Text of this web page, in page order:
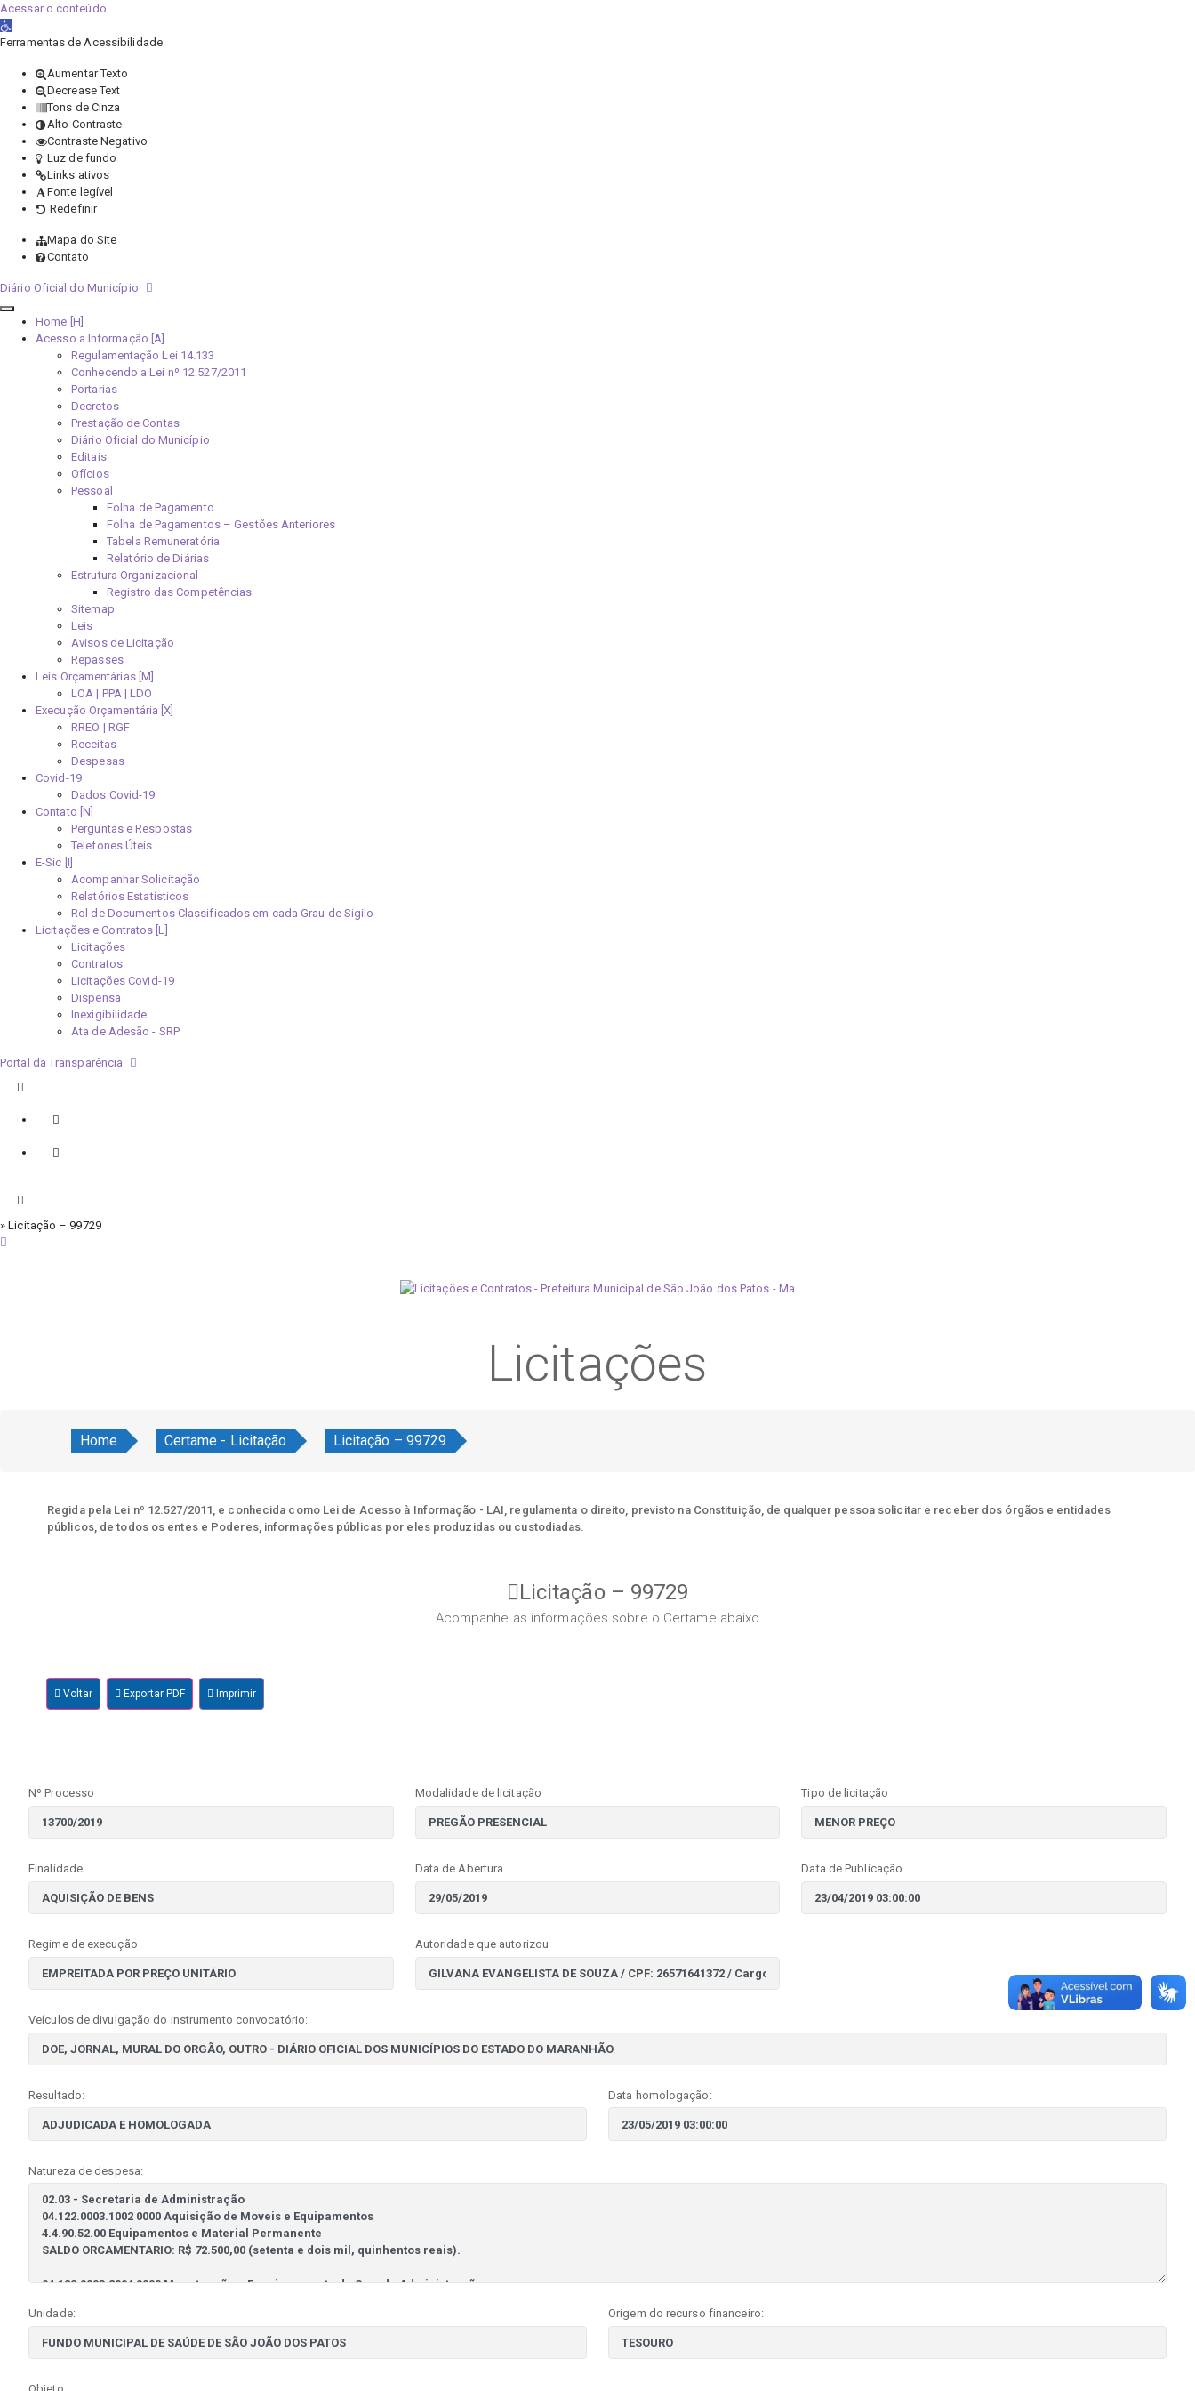
Acessar o conteúdo
Abrir a barra de ferramentas
Ferramentas de Acessibilidade
Aumentar Texto
Decrease Text
Tons de Cinza
Alto Contraste
Contraste Negativo
Luz de fundo
Links ativos
Fonte legível
Redefinir
Mapa do Site
Contato
Diário Oficial do Município
Home [H]
Acesso a Informação [A]
Regulamentação Lei 14.133
Conhecendo a Lei nº 12.527/2011
Portarias
Decretos
Prestação de Contas
Diário Oficial do Município
Editais
Ofícios
Pessoal
Folha de Pagamento
Folha de Pagamentos – Gestões Anteriores
Tabela Remuneratória
Relatório de Diárias
Estrutura Organizacional
Registro das Competências
Sitemap
Leis
Avisos de Licitação
Repasses
Leis Orçamentárias [M]
LOA | PPA | LDO
Execução Orçamentária [X]
RREO | RGF
Receitas
Despesas
Covid-19
Dados Covid-19
Contato [N]
Perguntas e Respostas
Telefones Úteis
E-Sic [I]
Acompanhar Solicitação
Relatórios Estatísticos
Rol de Documentos Classificados em cada Grau de Sigilo
Licitações e Contratos [L]
Licitações
Contratos
Licitações Covid-19
Dispensa
Inexigibilidade
Ata de Adesão - SRP
Portal da Transparência
» Licitação – 99729
Licitações
Home Certame - Licitação Licitação – 99729
Regida pela Lei nº 12.527/2011, e conhecida como Lei de Acesso à Informação - LAI, regulamenta o direito, previsto na Constituição, de qualquer pessoa solicitar e receber dos órgãos e entidades
públicos, de todos os entes e Poderes, informações públicas por eles produzidas ou custodiadas.
Licitação – 99729
Acompanhe as informações sobre o Certame abaixo
Voltar Exportar PDF Imprimir
Nº Processo Modalidade de licitação Tipo de licitação
Finalidade Data de Abertura Data de Publicação
Regime de execução Autoridade que autorizou
Veículos de divulgação do instrumento convocatório:
Resultado: Data homologação:
Natureza de despesa:
Unidade: Origem do recurso financeiro: